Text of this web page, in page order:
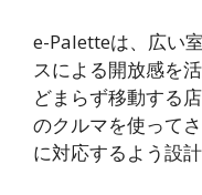
e-Paletteは、広い
スによる開放感を
どまらず移動する
のクルマを使って
に対応するよう設計